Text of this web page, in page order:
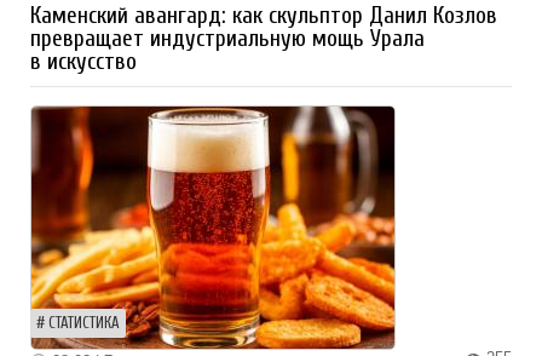
Каменский авангард: как скульптор Данил Козлов
превращает индустриальную мощь Урала
в искусство
СТАТИСТИКА